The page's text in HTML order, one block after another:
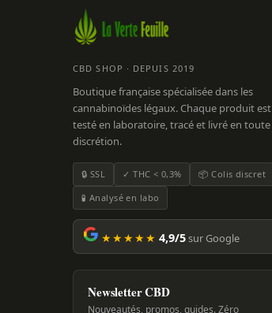
CBD SHOP · DEPUIS 2019
Boutique française spécialisée dans les
cannabinoïdes légaux. Chaque produit est
testé en laboratoire, tracé et livré en toute
discrétion.
🔒 SSL ✓ THC < 0,3%
📦 Colis discret
🧪 Analysé en labo
★★★★★ 4,9/5sur Google
Newsletter CBD
Nouveautés, promos, guides. Zéro